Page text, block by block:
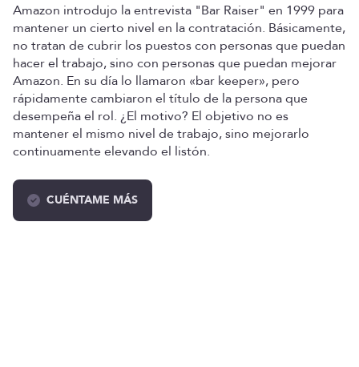
Amazon introdujo la entrevista "Bar Raiser" en 1999 para
mantener un cierto nivel en la contratación. Básicamente,
no tratan de cubrir los puestos con personas que puedan
hacer el trabajo, sino con personas que puedan mejorar
Amazon. En su día lo llamaron «bar keeper», pero
rápidamente cambiaron el título de la persona que
desempeña el rol. ¿El motivo? El objetivo no es
mantener el mismo nivel de trabajo, sino mejorarlo
continuamente elevando el listón.
CUÉNTAME MÁS